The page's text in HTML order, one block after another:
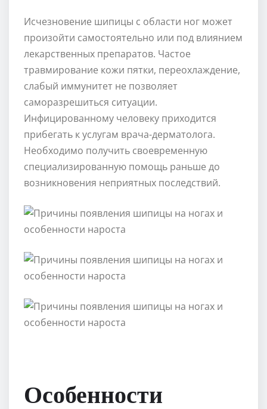
Исчезновение шипицы с области ног может
произойти самостоятельно или под влиянием
лекарственных препаратов. Частое
травмирование кожи пятки, переохлаждение,
слабый иммунитет не позволяет
саморазрешиться ситуации.
Инфицированному человеку приходится
прибегать к услугам врача-дерматолога.
Необходимо получить своевременную
специализированную помощь раньше до
возникновения неприятных последствий.
Особенности